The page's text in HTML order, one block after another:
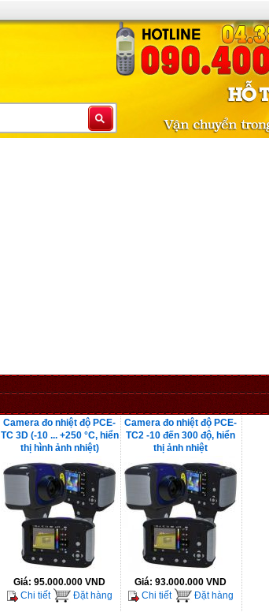
Camera đo nhiệt độ PCE-
TC 3D (-10 ... +250 °C, hiển
thị hình ảnh nhiệt)
Giá:95.000.000 VND
Chi tiết
Đặt hàng
Camera đo nhiệt độ PCE-
TC2 -10 đến 300 độ, hiển
thị ảnh nhiệt
Giá:93.000.000 VND
Chi tiết
Đặt hàng